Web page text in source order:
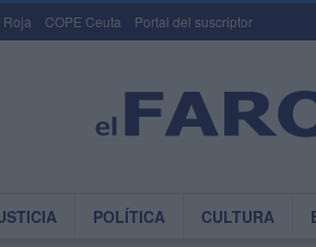
Roja COPE Ceuta Portal del suscriptor
POLÍTICA CULTURA